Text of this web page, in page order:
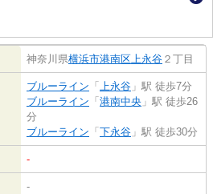
神奈川県横浜市港南区上永谷 ２丁目
ブルーライン 「 上永谷 」駅 徒歩7分
ブルーライン 「 港南中央 」駅 徒歩26
分
ブルーライン 「 下永谷 」駅 徒歩30分
-
-